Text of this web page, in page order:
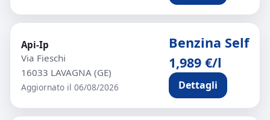
Api-Ip
Via Fieschi
16033 LAVAGNA (GE)
Aggiornato il 06/08/2026
Benzina Self
1,989 €/l
Dettagli